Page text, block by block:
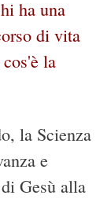
ha una
di vita
la
la Scienza
e
Gesù alla